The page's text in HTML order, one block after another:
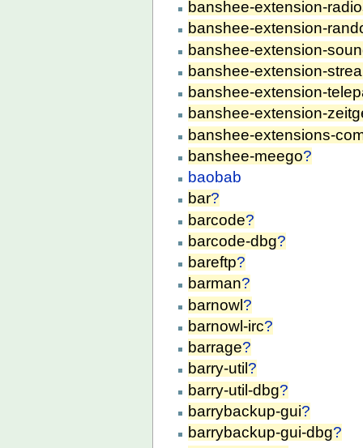
banshee-extension-
banshee-extension-
banshee-extension-
banshee-extension-
banshee-extension-
banshee-extension-
banshee-extensions-
banshee-meego?
baobab
bar?
barcode?
barcode-dbg?
bareftp?
barman?
barnowl?
barnowl-irc?
barrage?
barry-util ?
barry-util-dbg?
barrybackup-gui?
barrybackup-gui-dbg?